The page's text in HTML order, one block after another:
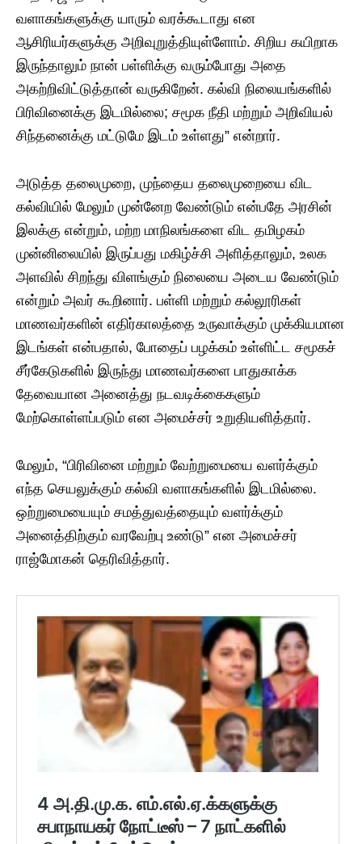
வளாகங்களுக்கு யாரும் வரக்கூடாது என
ஆசிரியர்களுக்கு அறிவுறுத்தியுள்ளோம். சிறிய கயிறாக
இருந்தாலும் நான் பள்ளிக்கு வரும்போது அதை
அகற்றிவிட்டுத்தான் வருகிறேன். கல்வி நிலையங்களில்
பிரிவினைக்கு இடமில்லை; சமூக நீதி மற்றும் அறிவியல்
சிந்தனைக்கு மட்டுமே இடம் உள்ளது” என்றார்.
அடுத்த தலைமுறை, முந்தைய தலைமுறையை விட
கல்வியில் மேலும் முன்னேற வேண்டும் என்பதே அரசின்
இலக்கு என்றும், மற்ற மாநிலங்களை விட தமிழகம்
முன்னிலையில் இருப்பது மகிழ்ச்சி அளித்தாலும், உலக
அளவில் சிறந்து விளங்கும் நிலையை அடைய வேண்டும்
என்றும் அவர் கூறினார். பள்ளி மற்றும் கல்லூரிகள்
மாணவர்களின் எதிர்காலத்தை உருவாக்கும் முக்கியமான
இடங்கள் என்பதால், போதைப் பழக்கம் உள்ளிட்ட சமூகச்
சீர்கேடுகளில் இருந்து மாணவர்களை பாதுகாக்க
தேவையான அனைத்து நடவடிக்கைகளும்
மேற்கொள்ளப்படும் என அமைச்சர் உறுதியளித்தார்.
மேலும், “பிரிவினை மற்றும் வேற்றுமையை வளர்க்கும்
எந்த செயலுக்கும் கல்வி வளாகங்களில் இடமில்லை.
ஒற்றுமையையும் சமத்துவத்தையும் வளர்க்கும்
அனைத்திற்கும் வரவேற்பு உண்டு” என அமைச்சர்
ராஜ்மோகன் தெரிவித்தார்.